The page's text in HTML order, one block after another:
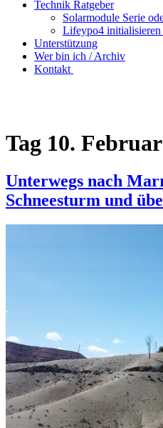
Technik Ratgeber
Solarmodule Serie
Lifeypo4 initialisieren
Unterstützung
Wer bin ich / Archiv
Kontakt
Tag 10.
Unterwegs nach
Schneesturm und